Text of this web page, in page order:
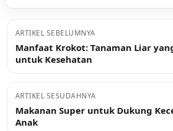
ARTIKEL SEBELUMNYA
Manfaat Krokot: Tanaman Liar
untuk Kesehatan
ARTIKEL SESUDAHNYA
Makanan Super untuk Dukung
Anak